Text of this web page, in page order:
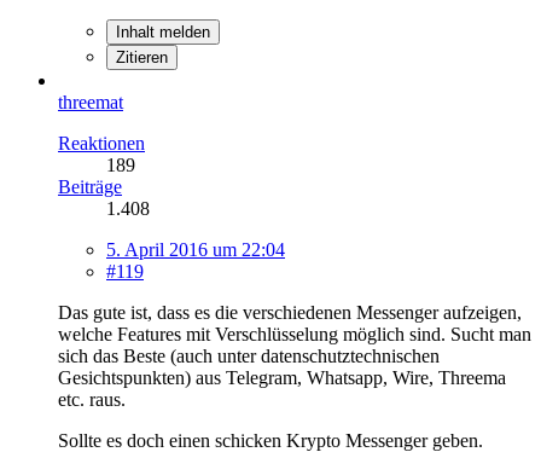
Inhalt melden
Zitieren
threemat
Reaktionen
189
Beiträge
1.408
5. April 2016 um 22:04
#119
Das gute ist, dass es die verschiedenen Messenger aufzeigen,
welche Features mit Verschlüsselung möglich sind. Sucht man
sich das Beste (auch unter datenschutztechnischen
Gesichtspunkten) aus Telegram, Whatsapp, Wire, Threema
etc. raus.
Sollte es doch einen schicken Krypto Messenger geben.